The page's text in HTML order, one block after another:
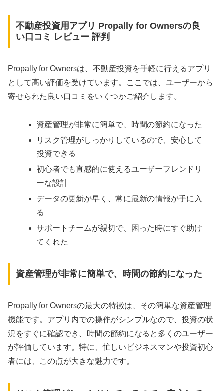
不動産投資用アプリ Propally for Ownersの良
い口コミ レビュー 評判
Propally for Ownersは、不動産投資を手軽に行えるアプリ
として高い評価を受けています。ここでは、ユーザーから
寄せられた良い口コミをいくつかご紹介します。
資産管理が非常に簡単で、時間の節約になった
リスク管理がしっかりしているので、安心して
投資できる
初心者でも直感的に使えるユーザーフレンドリ
ーな設計
データの更新が早く、常に最新の情報が手に入
る
サポートチームが親切で、困った時にすぐ助け
てくれた
資産管理が非常に簡単で、時間の節約になった
Propally for Ownersの最大の特徴は、その簡単な資産管理
機能です。アプリ内での操作がシンプルなので、投資の状
況をすぐに確認でき、時間の節約になると多くのユーザー
が評価しています。特に、忙しいビジネスマンや投資初心
者には、この点が大きな魅力です。